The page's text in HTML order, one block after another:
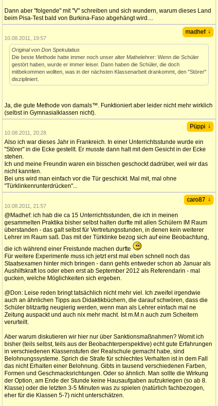
Dann aber "folgende" mit "V" schreiben und sich wundern, warum dieses Land
beim Pisa-Test bald von Burkina-Faso abgehängt wird....
madhef ↓
10.08.2011, 19:57
Original von Don Spekulatius
Die beste Methode hatte immer noch unser alter Mathelehrer: Wenn die Schüler
gestört haben, wurde er immer leiser. Dann haben die Schüler, die doch
mitbekommen wollten, was in der nächsten Klassenarbeit drankommt, den "Störer"
diszipliniert.
Ja, die gute Methode von damals™. Funktioniert aber leider nicht mehr wirklich
(selbst in Gymnasialklassen nicht).
Püppi ↓
10.08.2011, 20:28
Also ich war dieses Jahr in Frankreich. In einer Unterrichtsstunde wurde ein
"Störer" in die Ecke gestellt. Er musste dann halt mit dem Gesicht in der Ecke
stehen.
Ich und meine Freundin waren ein bisschen geschockt dadrüber, weil wir das
nicht kannten.
Bei uns wird man einfach vor die Tür geschickt. Mal mit, mal ohne
"Türklinkenrunterdrücken"...
caro87 ↓
10.08.2011, 21:57
@Madhef: ich hab die ca 15 Unterrichtsstunden, die ich in meinen
gesammelten Praktika bisher selbst halten durfte mit allen Schülern IM Raum
überstanden - das galt selbst für Vertretungsstunden, in denen kein weiterer
Lehrer im Raum saß. Das mit der Türklinke bezog sich auf eine Beobachtung,
die ich während einer Freistunde machen durfte
Für weitere Experimente muss ich jetzt erst mal eben schnell noch das
Staatsexamen hinter mich bringen - dann gehts entweder schon ab Januar als
Aushilfskraft los oder eben erst ab September 2012 als Referendarin - mal
gucken, welche Möglichkeiten sich ergeben.
@Don: Leise reden bringt tatsächlich nicht mehr viel. Ich zweifel irgendwie
auch an ähnlichen Tipps aus Didaktikbüchern, die darauf schwören, dass die
Schüler blitzartig neugierig werden, wenn man als Lehrer einfach mal ne
Zeitung auspackt und auch nix mehr macht. Ist m.M.n auch zum Scheitern
verurteilt.
Aber warum diskutieren wir hier nur über Sanktionsmaßnahmen? Womit ich
bisher (teils selbst, teils aus der Beobachterperspektive) echt gute Erfahrungen
in verschiedenen Klassenstufen der Realschule gemacht habe, sind
Belohnungssysteme. Sprich die Strafe für schlechtes Verhalten ist in dem Fall
das nicht Erhalten einer Belohnung. Gibts in tausend verschiedenen Farben,
Formen und Geschmacksrichtungen. Oder so ähnlich. Man sollte die Wirkung
der Option, am Ende der Stunde keine Hausaufgaben aufzukriegen (so ab 8.
Klasse) oder die letzten 3-5 Minuten was zu spielen (natürlich fachbezogen,
eher für die Klassen 5-7) nicht unterschätzen.